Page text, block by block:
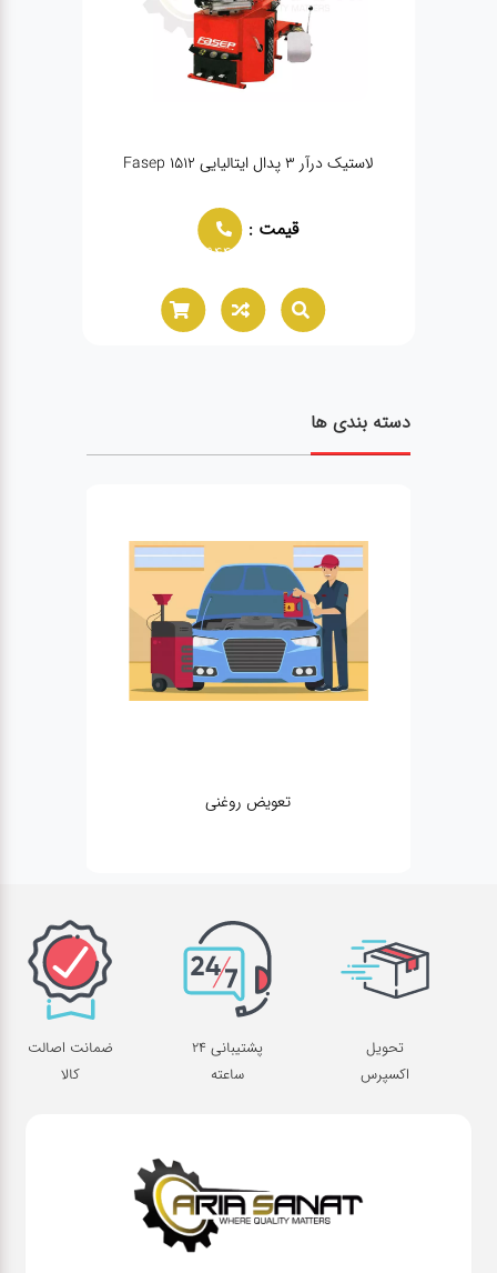
لاستیک درآر ۳ پدال ایتالیایی Fasep 1512
قیمت :
02166021944
دسته بندی ها
تعویض روغنی
تحویل
اکسپرس
پشتیبانی 24
ساعته
ضمانت اصالت
کالا